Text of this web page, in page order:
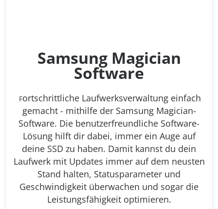
Samsung Magician
Software
Fortschrittliche Laufwerksverwaltung einfach
gemacht - mithilfe der Samsung Magician-
Software. Die benutzerfreundliche Software-
Lösung hilft dir dabei, immer ein Auge auf
deine SSD zu haben. Damit kannst du dein
Laufwerk mit Updates immer auf dem neusten
Stand halten, Statusparameter und
Geschwindigkeit überwachen und sogar die
Leistungsfähigkeit optimieren.